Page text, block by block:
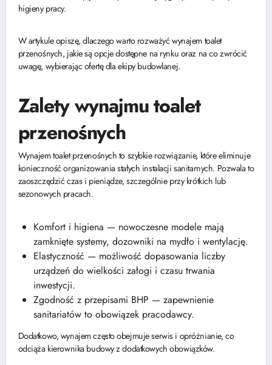
higieny pracy.
W artykule opiszę, dlaczego warto rozważyć wynajem toalet
przenośnych, jakie są opcje dostępne na rynku oraz na co zwrócić
uwagę, wybierając ofertę dla ekipy budowlanej.
Zalety wynajmu toalet
przenośnych
Wynajem toalet przenośnych to szybkie rozwiązanie, które eliminuje
konieczność organizowania stałych instalacji sanitarnych. Pozwala to
zaoszczędzić czas i pieniądze, szczególnie przy krótkich lub
sezonowych pracach.
Komfort i higiena — nowoczesne modele mają
zamknięte systemy, dozowniki na mydło i wentylację.
Elastyczność — możliwość dopasowania liczby
urządzeń do wielkości załogi i czasu trwania
inwestycji.
Zgodność z przepisami BHP — zapewnienie
sanitariatów to obowiązek pracodawcy.
Dodatkowo, wynajem często obejmuje serwis i opróżnianie, co
odciąża kierownika budowy z dodatkowych obowiązków.